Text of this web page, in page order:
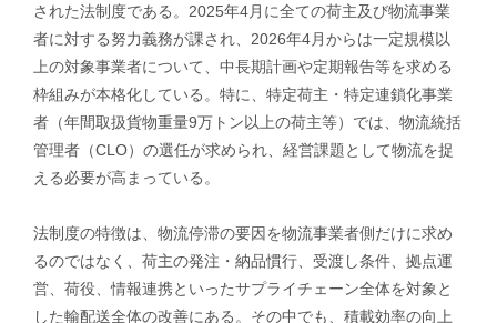
された法制度である。2025年4月に全ての荷主及び物流事業
者に対する努力義務が課され、2026年4月からは一定規模以
上の対象事業者について、中長期計画や定期報告等を求める
枠組みが本格化している。特に、特定荷主・特定連鎖化事業
者（年間取扱貨物重量9万トン以上の荷主等）では、物流統括
管理者（CLO）の選任が求められ、経営課題として物流を捉
える必要が高まっている。
法​制度の特徴は、物流停滞の要因を物流事業者側だけに求め
るのではなく、荷主の発注・納品慣行、受渡し条件、拠点運
営、荷役、情報連携といったサプライチェーン全体を対象と
した輸配送全体の改善にある。その中でも、積載効率の向上